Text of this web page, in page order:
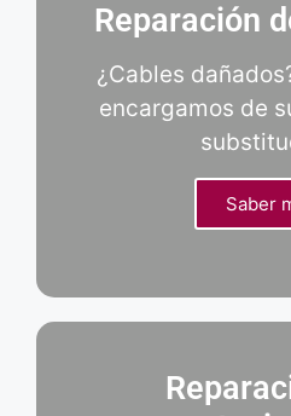
Reparación
¿Cables
encargamos de
Saber